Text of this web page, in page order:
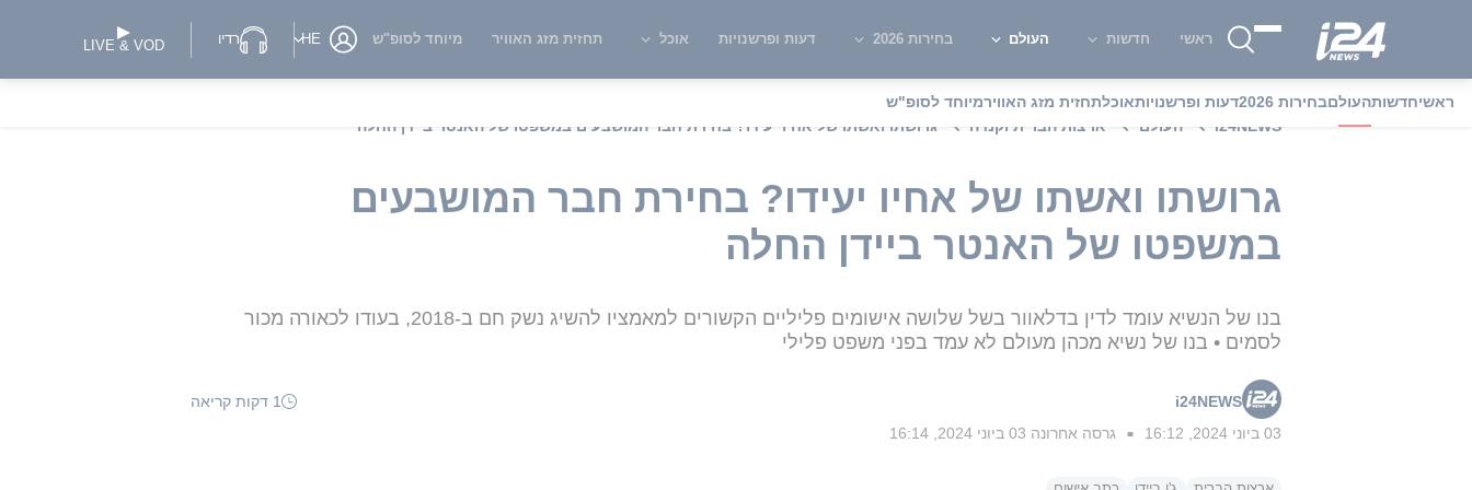
ראשי חדשות העולם בחירות 2026 דעות ופרשנויות אוכל תחזית מזג האוויר מיוחד לסופ"ש HE רדיו LIVE & VOD
ראשיחדשותהעולםבחירות 2026 דעות ופרשנויותאוכלתחזית מזג האווירמיוחד לסופ"ש
i24NEWS
העולם ארצות הברית וקנדה גרושתו ואשתו של אחיו יעידו? בחירת חבר המושבעים במשפטו של האנטר ביידן החלה
גרושתו ואשתו של אחיו יעידו? בחירת חבר המושבעים
במשפטו של האנטר ביידן החלה
בנו של הנשיא עומד לדין בדלאוור בשל שלושה אישומים פליליים הקשורים למאמציו להשיג נשק חם ב-2018, בעודו לכאורה מכור
לסמים • בנו של נשיא מכהן מעולם לא עמד בפני משפט פלילי
i24NEWS
1 דקות קריאה
03 ביוני 2024, 16:12
■ גרסה אחרונה 03 ביוני 2024, 16:14